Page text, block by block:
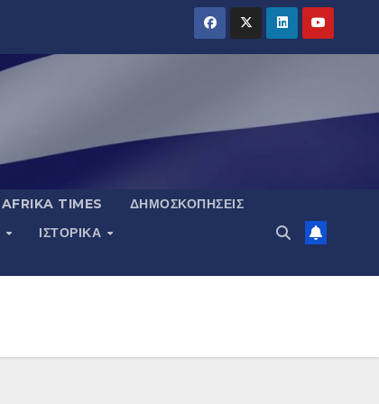
AFRIKA TIMES
ΔΗΜΟΣΚΟΠΉΣΕΙΣ
ΙΣΤΟΡΙΚΆ